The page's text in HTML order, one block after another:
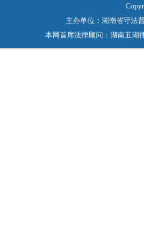
主办单位：湖南省守法
本网首席法律顾问：湖南五湖